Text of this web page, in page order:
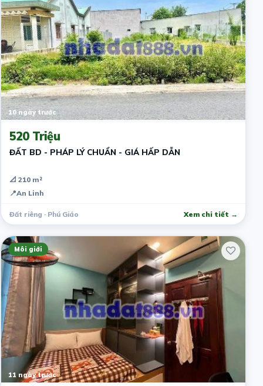
10 ngày trước
520 Triệu
ĐẤT BD - PHÁP LÝ CHUẨN - GIÁ HẤP DẪN
📐 210 m²
📍An Linh
Đất riêng · Phú Giáo Xem chi tiết →
Môi giới
11 ngày trước